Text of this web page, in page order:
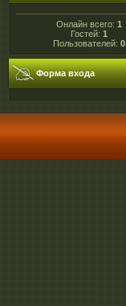
Онлайн всего: 1
Гостей: 1
Пользователей: 0
Форма входа